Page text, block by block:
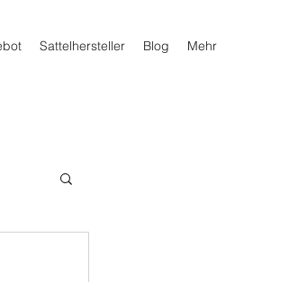
Sattelhersteller Blog Mehr